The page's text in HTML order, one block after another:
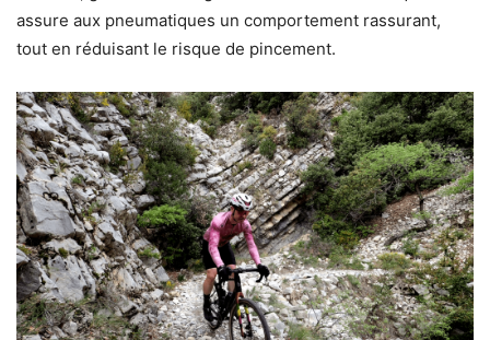
assure aux pneumatiques un comportement rassurant,
tout en réduisant le risque de pincement.